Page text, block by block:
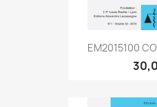
EM2015100